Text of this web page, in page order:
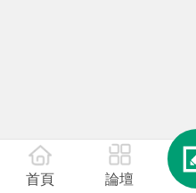
首頁 論壇